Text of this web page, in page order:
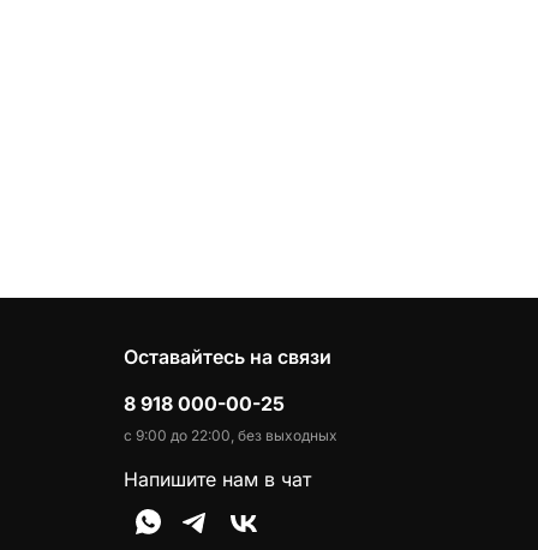
Оставайтесь на связи
8 918 000-00-25
с 9:00 до 22:00, без выходных
Напишите нам в чат